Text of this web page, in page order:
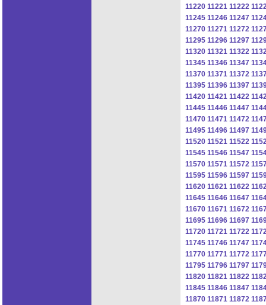
11220 11221 11222
11245 11246 11247
11270 11271 11272
11295 11296 11297
11320 11321 11322
11345 11346 11347
11370 11371 11372
11395 11396 11397
11420 11421 11422
11445 11446 11447
11470 11471 11472
11495 11496 11497
11520 11521 11522
11545 11546 11547
11570 11571 11572
11595 11596 11597
11620 11621 11622
11645 11646 11647
11670 11671 11672
11695 11696 11697
11720 11721 11722
11745 11746 11747
11770 11771 11772
11795 11796 11797
11820 11821 11822
11845 11846 11847
11870 11871 11872